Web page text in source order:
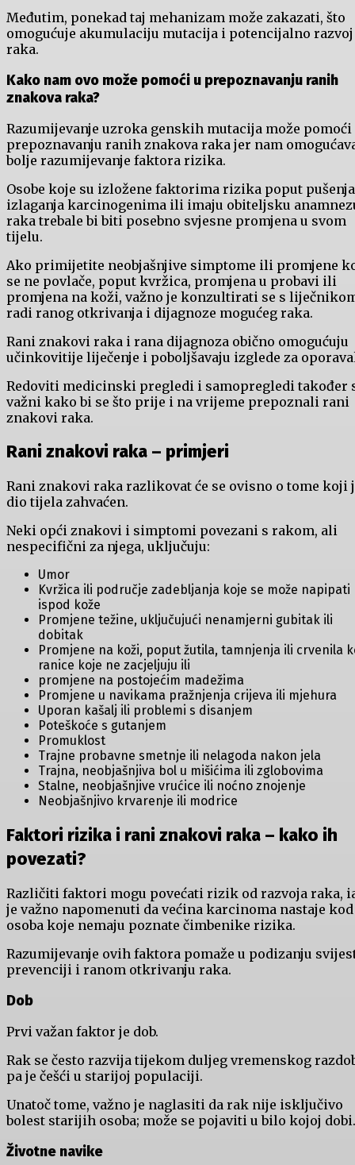
Međutim, ponekad taj mehanizam može zakazati, što
omogućuje akumulaciju mutacija i potencijalno razvoj
raka.
Kako nam ovo može pomoći u prepoznavanju ranih
znakova raka?
Razumijevanje uzroka genskih mutacija može pomoći
prepoznavanju ranih znakova raka jer nam
bolje razumijevanje faktora rizika.
Osobe koje su izložene faktorima rizika poput
izlaganja karcinogenima ili imaju obiteljsku
raka trebale bi biti posebno svjesne promjena u svom
tijelu.
Ako primijetite neobjašnjive simptome ili promjene
se ne povlače, poput kvržica, promjena u probavi ili
promjena na koži, važno je konzultirati se s
radi ranog otkrivanja i dijagnoze mogućeg raka.
Rani znakovi raka i rana dijagnoza obično omogućuju
učinkovitije liječenje i poboljšavaju izglede za
Redoviti medicinski pregledi i samopregledi također
važni kako bi se što prije i na vrijeme prepoznali rani
znakovi raka.
Rani znakovi raka – primjeri
Rani znakovi raka razlikovat će se ovisno o tome koji
dio tijela zahvaćen.
Neki opći znakovi i simptomi povezani s rakom, ali
nespecifični za njega, uključuju:
Umor
Kvržica ili područje zadebljanja koje se može napipati
ispod kože
Promjene težine, uključujući nenamjerni gubitak ili
dobitak
Promjene na koži, poput žutila, tamnjenja ili crvenila
ranice koje ne zacjeljuju ili
promjene na postojećim madežima
Promjene u navikama pražnjenja crijeva ili mjehura
Uporan kašalj ili problemi s disanjem
Poteškoće s gutanjem
Promuklost
Trajne probavne smetnje ili nelagoda nakon jela
Trajna, neobjašnjiva bol u mišićima ili zglobovima
Stalne, neobjašnjive vrućice ili noćno znojenje
Neobjašnjivo krvarenje ili modrice
Faktori rizika i rani znakovi raka – kako ih
povezati?
Različiti faktori mogu povećati rizik od razvoja raka,
je važno napomenuti da većina karcinoma nastaje kod
osoba koje nemaju poznate čimbenike rizika.
Razumijevanje ovih faktora pomaže u podizanju
prevenciji i ranom otkrivanju raka.
Dob
Prvi važan faktor je dob.
Rak se često razvija tijekom duljeg vremenskog
pa je češći u starijoj populaciji.
Unatoč tome, važno je naglasiti da rak nije isključivo
bolest starijih osoba; može se pojaviti u bilo kojoj dobi.
Životne navike